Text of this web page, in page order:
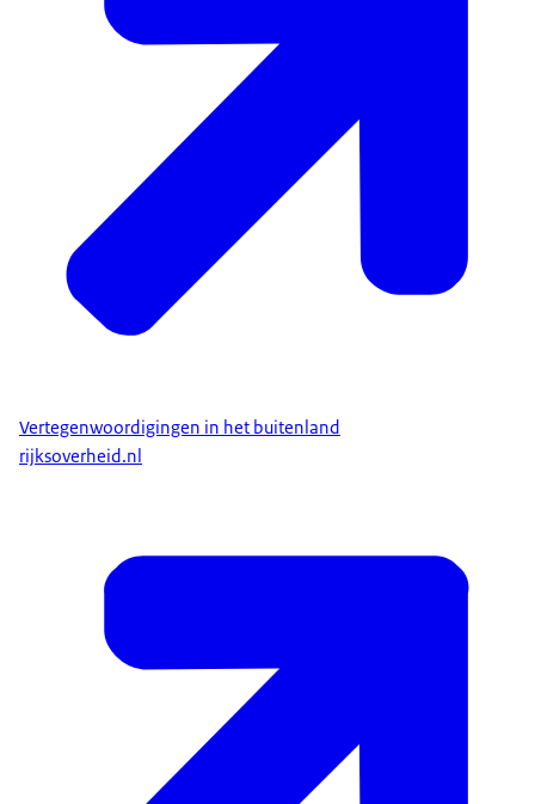
Vertegenwoordigingen in het buitenland
rijksoverheid.nl